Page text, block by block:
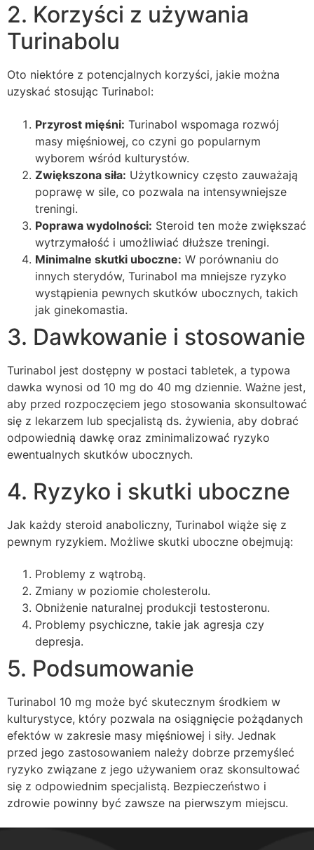
2. Korzyści z używania
Turinabolu
Oto niektóre z potencjalnych korzyści, jakie można
uzyskać stosując Turinabol:
Przyrost mięśni: Turinabol wspomaga rozwój
masy mięśniowej, co czyni go popularnym
wyborem wśród kulturystów.
Zwiększona siła: Użytkownicy często zauważają
poprawę w sile, co pozwala na intensywniejsze
treningi.
Poprawa wydolności: Steroid ten może zwiększać
wytrzymałość i umożliwiać dłuższe treningi.
Minimalne skutki uboczne: W porównaniu do
innych sterydów, Turinabol ma mniejsze ryzyko
wystąpienia pewnych skutków ubocznych, takich
jak ginekomastia.
3. Dawkowanie i stosowanie
Turinabol jest dostępny w postaci tabletek, a typowa
dawka wynosi od 10 mg do 40 mg dziennie. Ważne jest,
aby przed rozpoczęciem jego stosowania skonsultować
się z lekarzem lub specjalistą ds. żywienia, aby dobrać
odpowiednią dawkę oraz zminimalizować ryzyko
ewentualnych skutków ubocznych.
4. Ryzyko i skutki uboczne
Jak każdy steroid anaboliczny, Turinabol wiąże się z
pewnym ryzykiem. Możliwe skutki uboczne obejmują:
Problemy z wątrobą.
Zmiany w poziomie cholesterolu.
Obniżenie naturalnej produkcji testosteronu.
Problemy psychiczne, takie jak agresja czy
depresja.
5. Podsumowanie
Turinabol 10 mg może być skutecznym środkiem w
kulturystyce, który pozwala na osiągnięcie pożądanych
efektów w zakresie masy mięśniowej i siły. Jednak
przed jego zastosowaniem należy dobrze przemyśleć
ryzyko związane z jego używaniem oraz skonsultować
się z odpowiednim specjalistą. Bezpieczeństwo i
zdrowie powinny być zawsze na pierwszym miejscu.